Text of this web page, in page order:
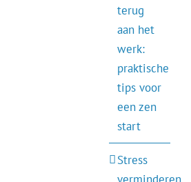
terug
aan het
werk:
praktische
tips voor
een zen
start
Stress